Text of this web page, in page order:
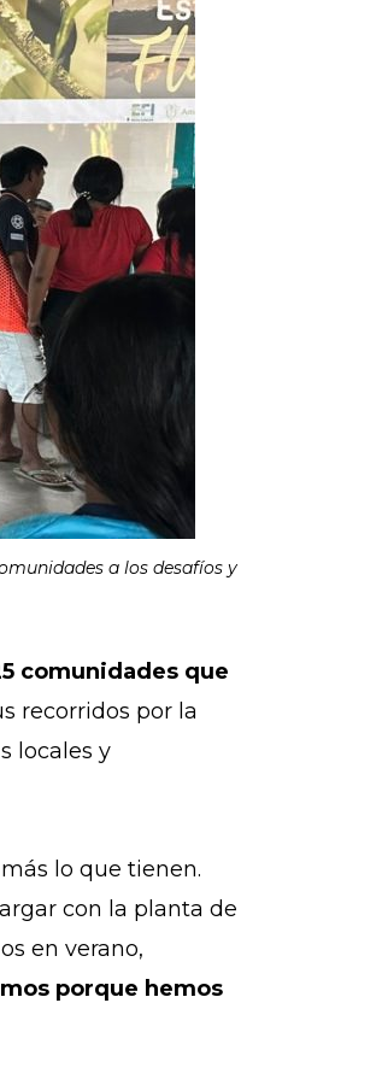
a los desafíos y
comunidades que
recorridos por la
locales y
lo que tienen.
con la planta de
en verano,
porque hemos